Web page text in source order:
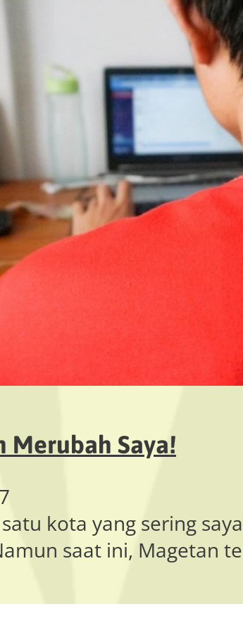
Merubah Saya!
kota yang sering
saat ini, Magetan